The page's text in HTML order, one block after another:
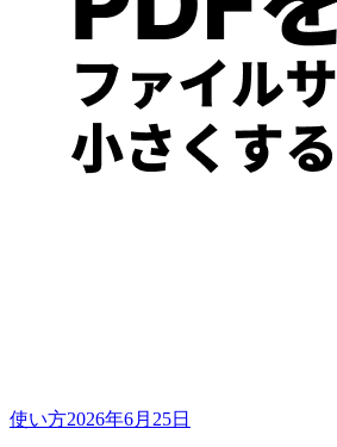
使い方2026年6月25日